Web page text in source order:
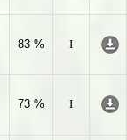
83 %
I
73 %
I